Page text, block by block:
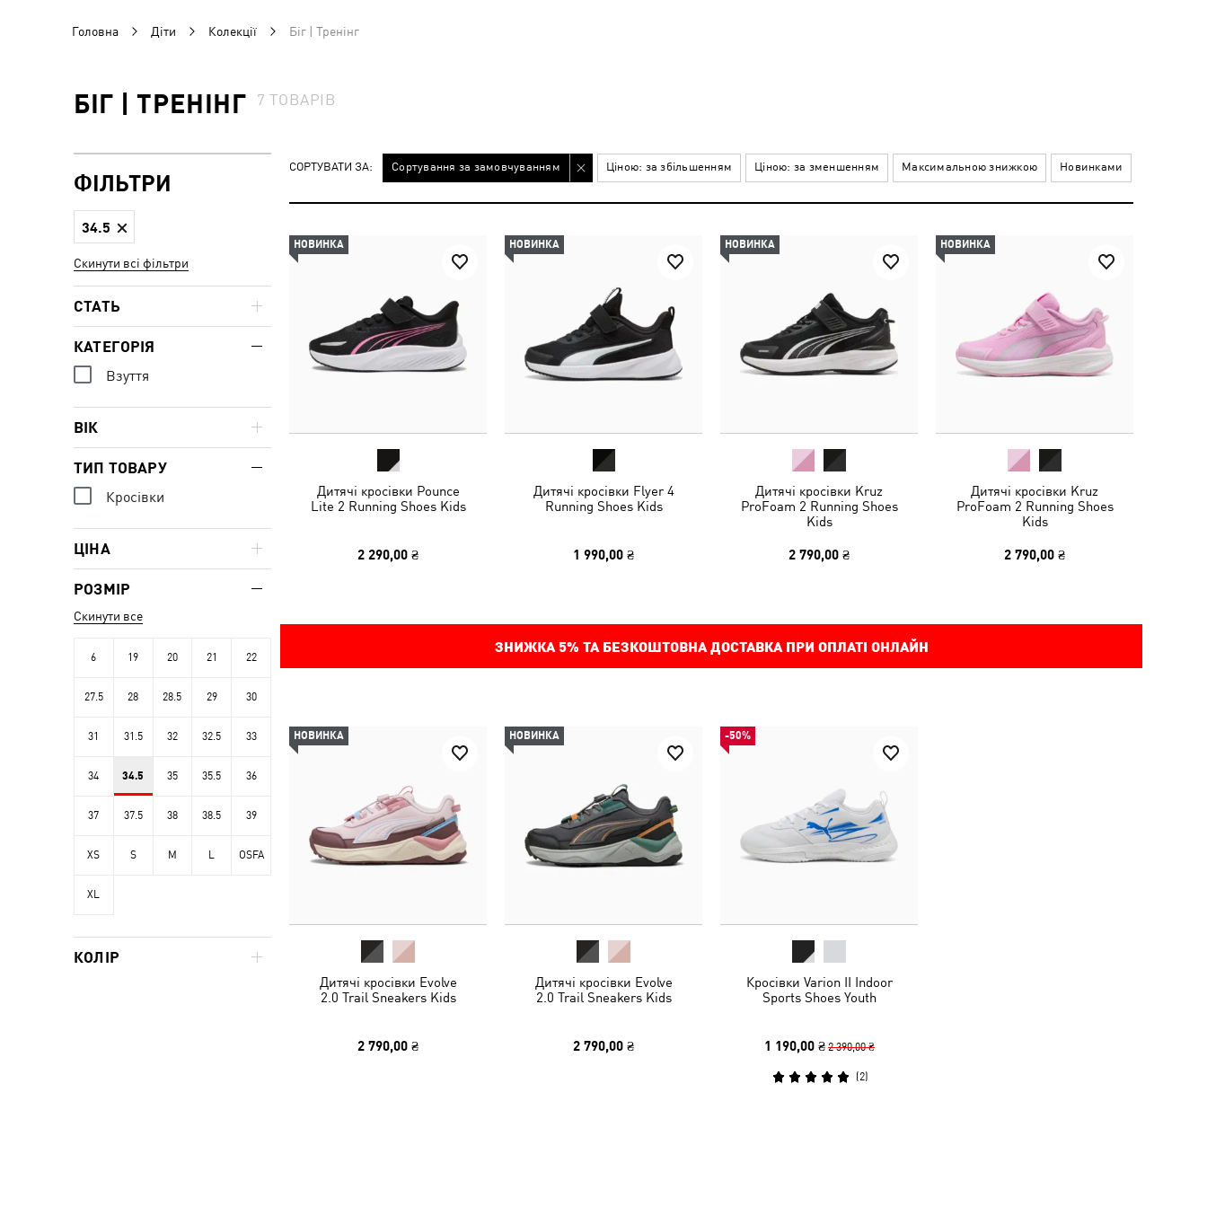
Головна Діти Колекції Біг | Тренінг
БІГ | ТРЕНІНГ 7ТОВАРІВ
СОРТУВАТИ ЗА: Сортування за замовчуванням Ціною: за збільшенням Ціною: за зменшенням Максимальною знижкою Новинками
НОВИНКА
Дитячі кросівки Pounce
Lite 2 Running Shoes Kids
2 290,00 ₴
НОВИНКА
Дитячі кросівки Flyer 4
Running Shoes Kids
1 990,00 ₴
НОВИНКА
Дитячі кросівки Kruz
ProFoam 2 Running Shoes
Kids
2 790,00 ₴
НОВИНКА
Дитячі кросівки Kruz
ProFoam 2 Running Shoes
Kids
2 790,00 ₴
ЗНИЖКА 5% ТА БЕЗКОШТОВНА ДОСТАВКА ПРИ ОПЛАТІ ОНЛАЙН
НОВИНКА
Дитячі кросівки Evolve
2.0 Trail Sneakers Kids
2 790,00 ₴
НОВИНКА
Дитячі кросівки Evolve
2.0 Trail Sneakers Kids
2 790,00 ₴
-50%
Кросівки Varion II Indoor
Sports Shoes Youth
1 190,00 ₴ 2 390,00 ₴
(2)
ФІЛЬТРИ
34.5
Скинути всі фільтри
СТАТЬ
КАТЕГОРІЯ
Взуття
ВІК
ТИП ТОВАРУ
Кросівки
ЦІНА
РОЗМІР
Скинути все
6 19 20 21 22
27.5 28 28.5 29 30
31 31.5 32 32.5 33
34 34.5 35 35.5 36
37 37.5 38 38.5 39
XS S M L OSFA
XL
КОЛІР